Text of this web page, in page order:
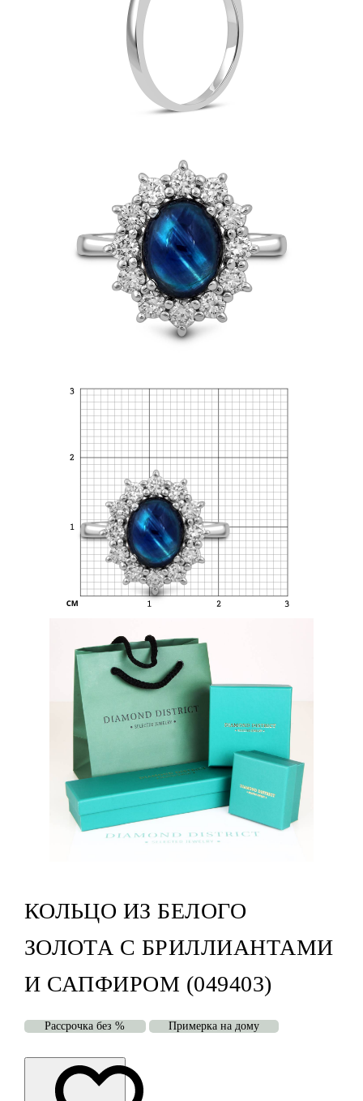
КОЛЬЦО ИЗ БЕЛОГО
ЗОЛОТА С БРИЛЛИАНТАМИ
И САПФИРОМ (049403)
Рассрочка без % Примерка на дому